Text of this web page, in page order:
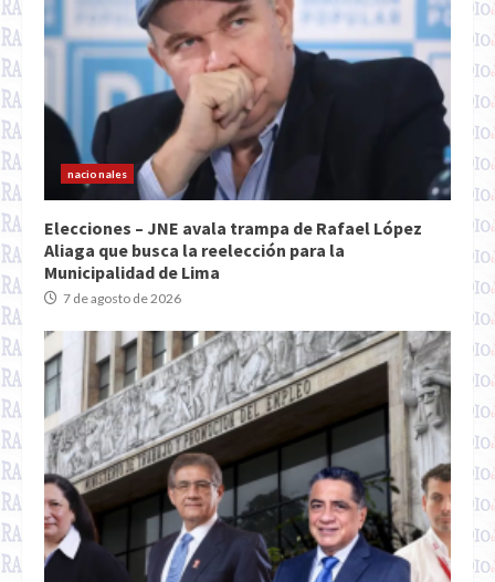
nacionales
Elecciones – JNE avala trampa de Rafael López
Aliaga que busca la reelección para la
Municipalidad de Lima
7 de agosto de 2026